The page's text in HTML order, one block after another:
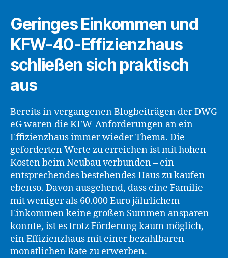
Geringes Einkommen und
KFW-40-Effizienzhaus
schließen sich praktisch
aus
Bereits in vergangenen Blogbeiträgen der DWG
eG waren die KFW-Anforderungen an ein
Effizienzhaus immer wieder Thema. Die
geforderten Werte zu erreichen ist mit hohen
Kosten beim Neubau verbunden – ein
entsprechendes bestehendes Haus zu kaufen
ebenso. Davon ausgehend, dass eine Familie
mit weniger als 60.000 Euro jährlichem
Einkommen keine großen Summen ansparen
konnte, ist es trotz Förderung kaum möglich,
ein Effizienzhaus mit einer bezahlbaren
monatlichen Rate zu erwerben.